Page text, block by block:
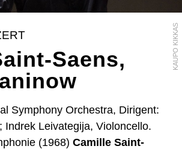
KAUPO KIKKAS
Saens,
Symphony Orchestra, Dirigent:
Indrek Leivategija, Violoncello.
(1968) Camille Saint-